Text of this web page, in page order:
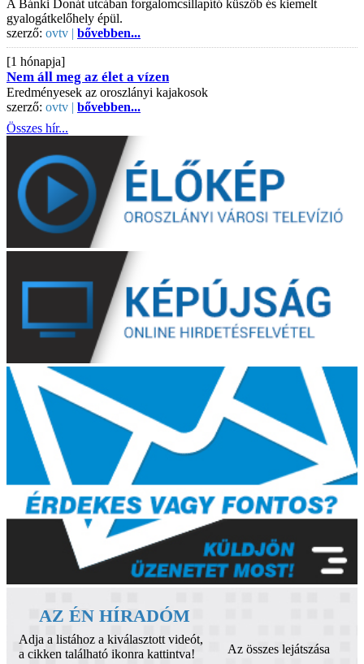
A Bánki Donát utcában forgalomcsillapító küszöb és kiemelt
gyalogátkelőhely épül.
szerző: ovtv | bővebben...
[1 hónapja]
Nem áll meg az élet a vízen
Eredményesek az oroszlányi kajakosok
szerző: ovtv | bővebben...
Összes hír...
AZ ÉN HÍRADÓM
Adja a listához a kiválasztott videót,
a cikken található ikonra kattintva!
Az összes lejátszása